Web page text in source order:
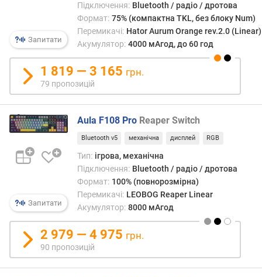
—
над
в
і
д
д
о
о
г
и
х
е
ш
е
в
и
х
Запитати
Підключення: Bluetooth / радіо / дротова
Формат: 75% (компактна TKL, без блоку Num)
Перемикачі: Hator Aurum Orange rev.2.0 (Linear)
Акумулятор: 4000 мАгод, до 60 год
1 819 — 3 165 грн.
79 пропозицій
Запитати
Aula F108 Pro Reaper Switch
Bluetooth v5 механічна дисплей RGB
Тип: ігрова, механічна
Підключення: Bluetooth / радіо / дротова
Формат: 100% (повнорозмірна)
Перемикачі: LEOBOG Reaper Linear
Акумулятор: 8000 мАгод
2 979 — 4 975 грн.
90 пропозицій